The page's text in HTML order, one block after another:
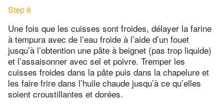
Step 6
Une fois que les cuisses sont froides, délayer la farine
à tempura avec de l’eau froide à l’aide d’un fouet
jusqu’à l’obtention une pâte à beignet (pas trop liquide)
et l’assaisonner avec sel et poivre. Tremper les
cuisses froides dans la pâte puis dans la chapelure et
les faire frire dans l’huile chaude jusqu’à ce qu’elles
soient croustillantes et dorées.